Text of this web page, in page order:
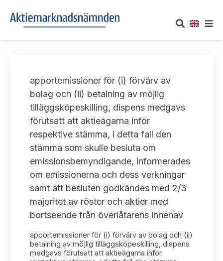
Om oss
Vårt uppdrag
Informationsgivning
Arbetssätt och jävsfrågor
Stadgar
Arbetsordning
Ledamöter
UTTALANDEN
Om nämndens uttalanden
Framställningar och konsultation
Uttalanden sorterade efter publiceringsdatum
Samtliga uttalanden sorterade årsvis
Uttalanden sorterade ämnesvis
Sök uttalanden
TAKEOVER-REGLER
Takeover-regler för reglerade marknader och vissa
handelsplattformar
AKTUELLT
Nyheter och pressmeddelanden
Prenumerera
KONTAKT
Kontakt angående ansökningar och uttalanden
apportemissioner för (i) förvärv av
bolag och (ii) betalning av möjlig
tilläggsköpeskilling, dispens medgavs
förutsatt att aktieägarna inför
respektive stämma, i detta fall den
stämma som skulle besluta om
emissionsbemyndigande, informerades
om emissionerna och dess verkningar
samt att besluten godkändes med 2/3
majoritet av röster och aktier med
bortseende från överlåtarens innehav
apportemissioner för (i) förvärv av bolag och (ii)
betalning av möjlig tilläggsköpeskilling, dispens
medgavs förutsatt att aktieägarna inför